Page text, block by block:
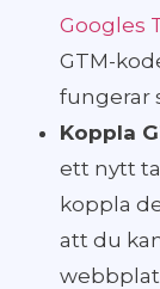
Googles
GTM-
fungerar
Koppla
ett nytt
koppla
att du